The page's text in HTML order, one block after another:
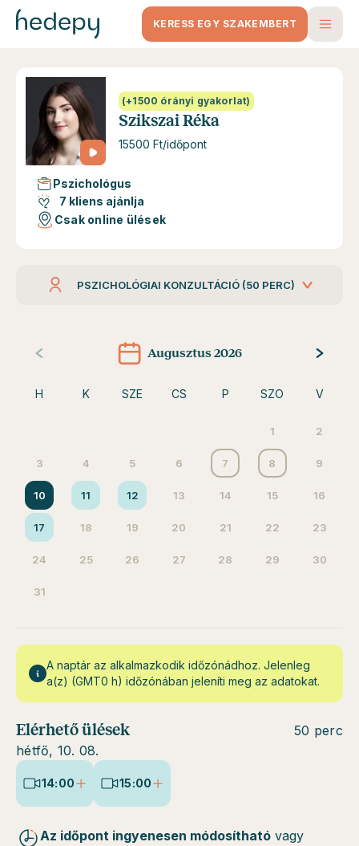
KERESS EGY SZAKEMBERT
(+1500 órányi gyakorlat)
Szikszai Réka
15500 Ft/időpont
Pszichológus
7 kliens ajánlja
Csak online ülések
PSZICHOLÓGIAI KONZULTÁCIÓ (50 PERC)
Augusztus 2026
H K SZE CS P SZO V
1 2
3 4 5 6 7 8 9
10 11 12 13 14 15 16
17 18 19 20 21 22 23
24 25 26 27 28 29 30
31
A naptár az alkalmazkodik időzónádhoz. Jelenleg
a(z) (GMT0 h) időzónában jeleníti meg az adatokat.
Elérhető ülések
hétfő, 10. 08.
50 perc
14:00 15:00
Az időpont ingyenesen módosítható vagy